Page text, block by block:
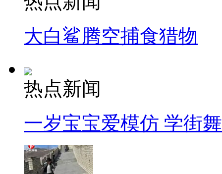
大白鲨腾空捕食猎物
热点新闻
一岁宝宝爱模仿 学街